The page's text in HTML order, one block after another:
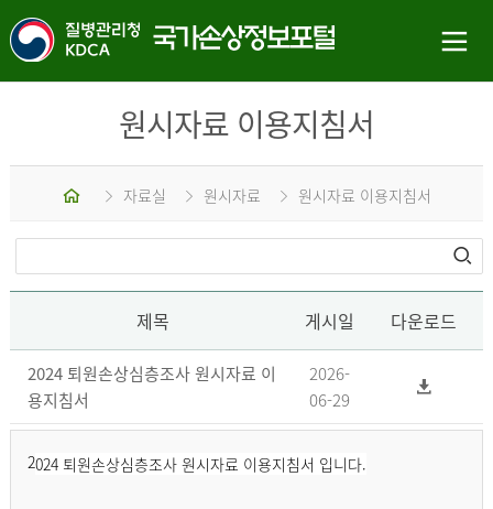
원시자료 이용지침서
홈 자료실 원시자료 원시자료 이용지침서
제목 게시일 다운로드
2024 퇴원손상심층조사 원시자료 이
용지침서
2026-
06-29
2024 퇴원손상심층조사 원시자료 이용지침서 입니다.